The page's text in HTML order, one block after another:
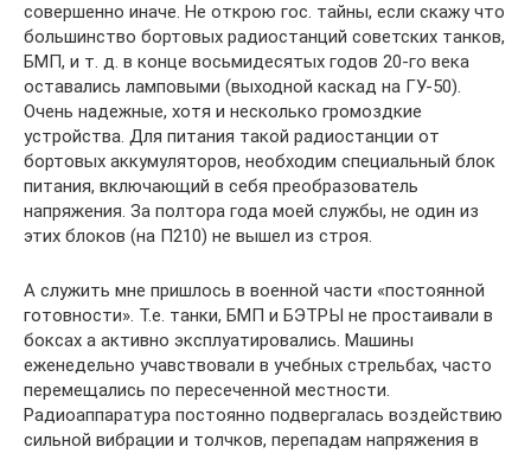
совершенно иначе. Не открою гос. тайны, если скажу что
большинство бортовых радиостанций советских танков,
БМП, и т. д. в конце восьмидесятых годов 20-го века
оставались ламповыми (выходной каскад на ГУ-50).
Очень надежные, хотя и несколько громоздкие
устройства. Для питания такой радиостанции от
бортовых аккумуляторов, необходим специальный блок
питания, включающий в себя преобразователь
напряжения. За полтора года моей службы, не один из
этих блоков (на П210) не вышел из строя.
А служить мне пришлось в военной части «постоянной
готовности». Т.е. танки, БМП и БЭТРЫ не простаивали в
боксах а активно эксплуатировались. Машины
еженедельно учавствовали в учебных стрельбах, часто
перемещались по пересеченной местности.
Радиоаппаратура постоянно подвергалась воздействию
сильной вибрации и толчков, перепадам напряжения в